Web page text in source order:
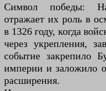
Символ победы:
отражает их роль в
в 1326 году, когда
через укрепления,
событие закрепило
империи и заложило
расширения.